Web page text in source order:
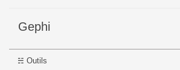
Gephi
Outils